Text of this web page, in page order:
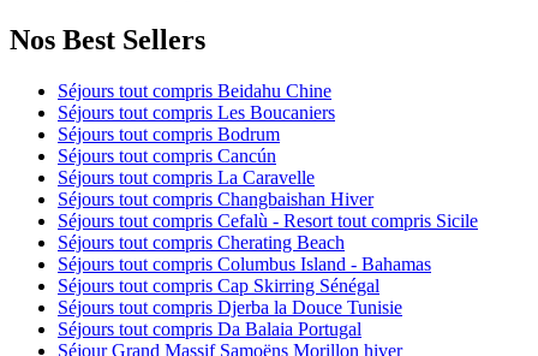
Nos Best Sellers
Séjours tout compris Beidahu Chine
Séjours tout compris Les Boucaniers
Séjours tout compris Bodrum
Séjours tout compris Cancún
Séjours tout compris La Caravelle
Séjours tout compris Changbaishan Hiver
Séjours tout compris Cefalù - Resort tout compris Sicile
Séjours tout compris Cherating Beach
Séjours tout compris Columbus Island - Bahamas
Séjours tout compris Cap Skirring Sénégal
Séjours tout compris Djerba la Douce Tunisie
Séjours tout compris Da Balaia Portugal
Séjour Grand Massif Samoëns Morillon hiver